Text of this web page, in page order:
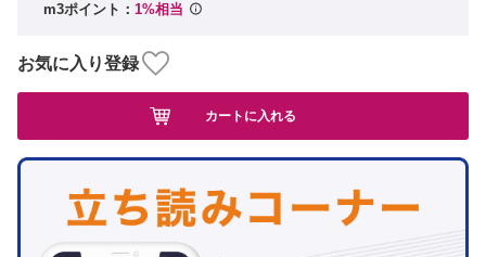
m3ポイント： 1%相当
お気に入り登録
カートに入れる